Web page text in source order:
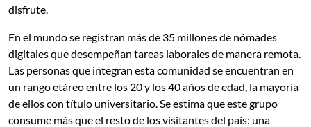
disfrute.
En el mundo se registran más de 35 millones de nómades
digitales que desempeñan tareas laborales de manera remota.
Las personas que integran esta comunidad se encuentran en
un rango etáreo entre los 20 y los 40 años de edad, la mayoría
de ellos con título universitario. Se estima que este grupo
consume más que el resto de los visitantes del país: una